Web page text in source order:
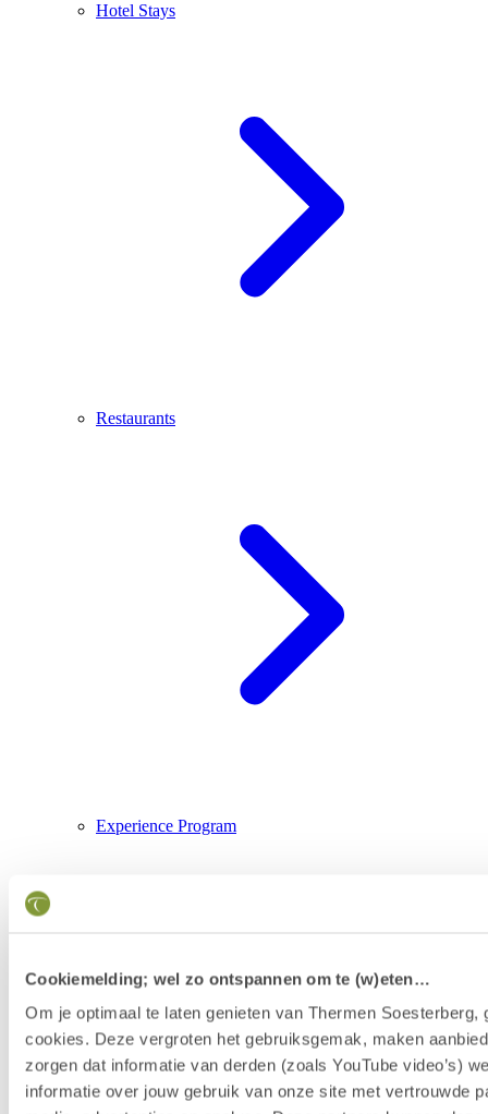
Cookiemelding; wel zo ontspannen om te (w)eten…
Om je optimaal te laten genieten van Thermen Soesterberg,
cookies. Deze vergroten het gebruiksgemak, maken
zorgen dat informatie van derden (zoals YouTube video’s)
informatie over jouw gebruik van onze site met vertrouwde
Hotel Stays
Restaurants
Experience Program